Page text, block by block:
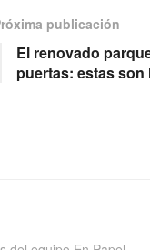
publicación
El renovado
puertas: estas